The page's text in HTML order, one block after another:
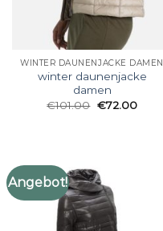
WINTER DAUNENJACKE DAMEN
winter daunenjacke
damen
€101.00 €72.00
Angebot!